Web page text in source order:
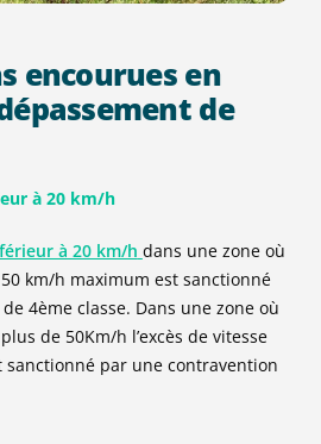
encourues en
de
à 20 km/h
à 20 km/h dans une zone où
km/h maximum est sanctionné
4ème classe. Dans une zone où
de 50Km/h l’excès de vitesse
par une contravention